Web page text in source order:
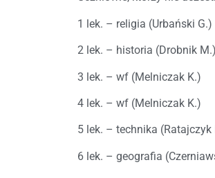
1 lek. – religia (Urbański G.)
2 lek. – historia (Drobnik M.)
3 lek. – wf (Melniczak K.)
4 lek. – wf (Melniczak K.)
5 lek. – technika (Ratajczyk
6 lek. – geografia